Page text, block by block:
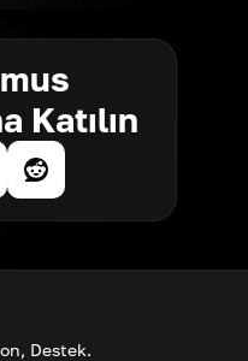
Katılın
Destek.